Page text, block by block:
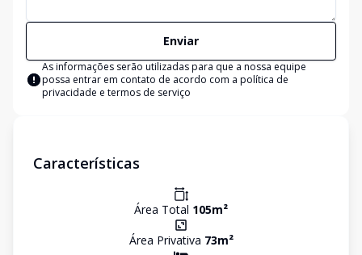
Enviar
As informações serão utilizadas para que a nossa equipe
possa entrar em contato de acordo com a política de
privacidade e termos de serviço
Características
Área Total 105m²
Área Privativa 73m²